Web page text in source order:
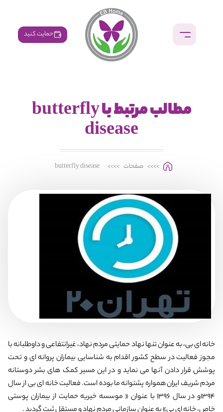
حمایت کنید
مطالب مرتبط با butterfly
disease
>>>> صفحات >>>>
butterfly disease
خانه ای بی، به عنوان تنها نهاد حمایتی مردم نهاد، غیرانتفاعی و داوطلبانه با
مجوز فعالیت در سطح کشور اقدام به شناسایی بیماران پروانه ای و تحت
پوشش قرار دادن آنها می نماید و در این مسیر کمک های بشر دوستانه
مردم شریف ایران همواره پشتوانه ما بوده است. فعالیت خانه ای بی از سال
1394و در سال 1396 با عنوان « موسسه خیریه حمایت از بیماران پوستی